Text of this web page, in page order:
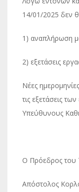
14/01/2025 δεν
1) αναπλήρωση
2) εξετάσεις
Νέες
τις εξετάσεις
Υπεύθυνους
Ο Πρόεδρος του
Απόστολος